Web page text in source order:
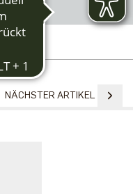
NÄCHSTER ARTIKEL